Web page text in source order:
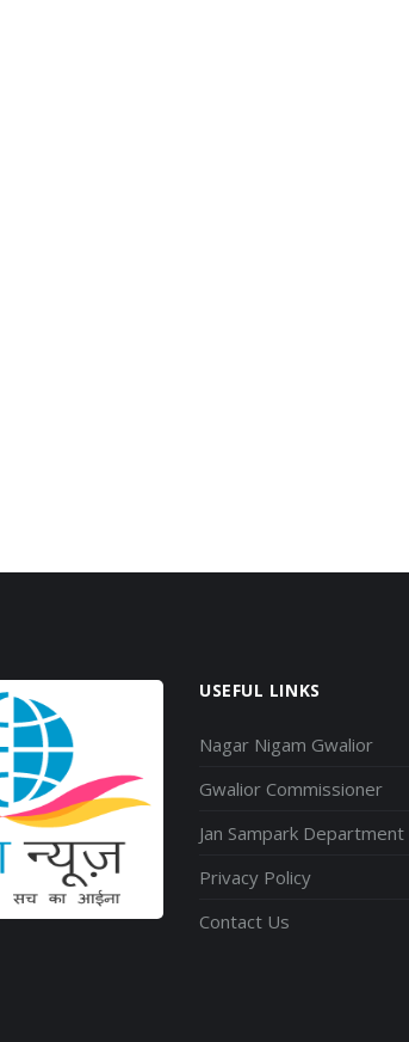
USEFUL LINKS
Nagar Nigam Gwalior
Gwalior Commissioner
Jan Sampark Department
Privacy Policy
Contact Us